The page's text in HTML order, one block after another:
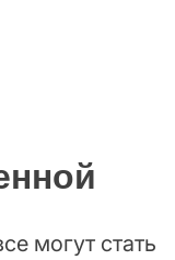
могут стать